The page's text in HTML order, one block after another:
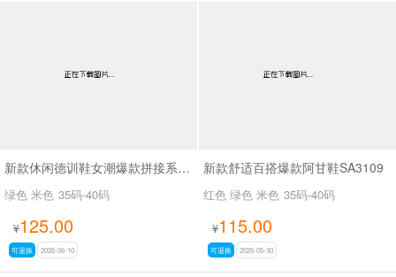
新款休闲德训鞋女潮爆款拼接系带透气运动百搭休闲阿甘鞋2683
绿色 米色 35码-40码
¥125.00
可退换 2026-06-10
新款舒适百搭爆款阿甘鞋SA3109
红色 绿色 米色 35码-40码
¥115.00
可退换 2026-05-30